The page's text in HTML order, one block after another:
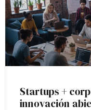
Startups +
innovación